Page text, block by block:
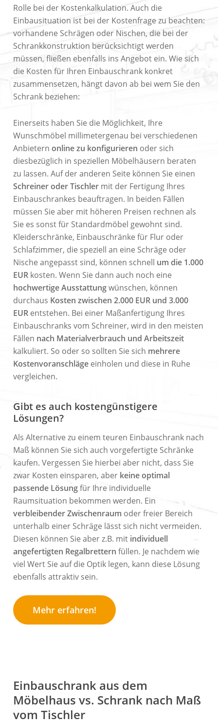
Rolle bei der Kostenkalkulation. Auch die
Einbausituation ist bei der Kostenfrage zu beachten:
vorhandene Schrägen oder Nischen, die bei der
Schrankkonstruktion berücksichtigt werden
müssen, fließen ebenfalls ins Angebot ein. Wie sich
die Kosten für Ihren Einbauschrank konkret
zusammensetzen, hängt davon ab bei wem Sie den
Schrank beziehen:
Einerseits haben Sie die Möglichkeit, Ihre
Wunschmöbel millimetergenau bei verschiedenen
Anbietern online zu konfigurieren oder sich
diesbezüglich in speziellen Möbelhäusern beraten
zu lassen. Auf der anderen Seite können Sie einen
Schreiner oder Tischler mit der Fertigung Ihres
Einbauschrankes beauftragen. In beiden Fällen
müssen Sie aber mit höheren Preisen rechnen als
Sie es sonst für Standardmöbel gewohnt sind.
Kleiderschränke, Einbauschränke für Flur oder
Schlafzimmer, die speziell an eine Schräge oder
Nische angepasst sind, können schnell um die 1.000
EURkosten. Wenn Sie dann auch noch eine
hochwertige Ausstattungwünschen, können
durchaus Kosten zwischen 2.000 EUR und 3.000
EURentstehen. Bei einer Maßanfertigung Ihres
Einbauschranks vom Schreiner, wird in den meisten
Fällen nach Materialverbrauch und Arbeitszeit
kalkuliert. So oder so sollten Sie sich mehrere
Kostenvoranschlägeeinholen und diese in Ruhe
vergleichen.
Gibt es auch kostengünstigere
Lösungen?
Als Alternative zu einem teuren Einbauschrank nach
Maß können Sie sich auch vorgefertigte Schränke
kaufen. Vergessen Sie hierbei aber nicht, dass Sie
zwar Kosten einsparen, aber keine optimal
passende Lösungfür Ihre individuelle
Raumsituation bekommen werden. Ein
verbleibender Zwischenraum oder freier Bereich
unterhalb einer Schräge lässt sich nicht vermeiden.
Diesen können Sie aber z.B. mit individuell
angefertigten Regalbrettern füllen. Je nachdem wie
viel Wert Sie auf die Optik legen, kann diese Lösung
ebenfalls attraktiv sein.
Mehr erfahren!
Einbauschrank aus dem
Möbelhaus vs. Schrank nach Maß
vom Tischler